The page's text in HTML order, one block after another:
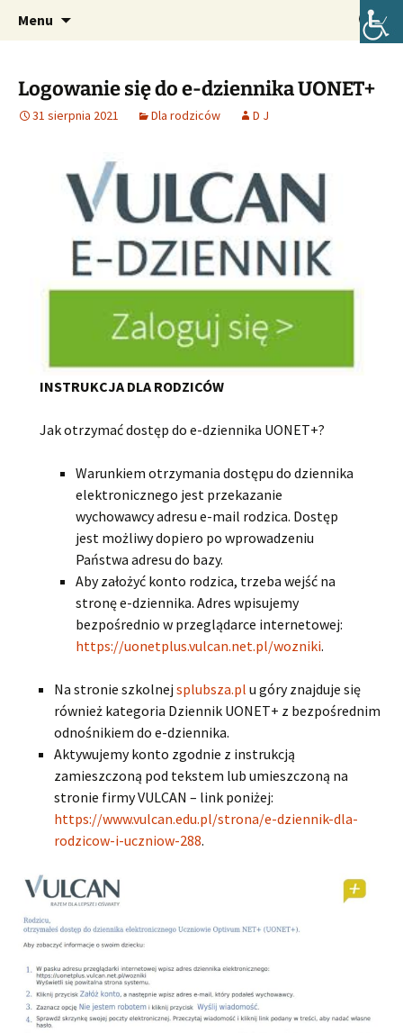
Szkoła Podstawowa im. Józefa
Lompy w Lubszy
Oficjalna strona internetowa szkoły.
Menu Szukaj:
Logowanie się do e-dziennika UONET+
31 sierpnia 2021 Dla rodziców D J
INSTRUKCJA DLA RODZICÓW
Jak otrzymać dostęp do e-dziennika UONET+?
Warunkiem otrzymania dostępu do dziennika
elektronicznego jest przekazanie
wychowawcy adresu e-mail rodzica. Dostęp
jest możliwy dopiero po wprowadzeniu
Państwa adresu do bazy.
Aby założyć konto rodzica, trzeba wejść na
stronę e-dziennika. Adres wpisujemy
bezpośrednio w przeglądarce internetowej:
https://uonetplus.vulcan.net.pl/wozniki.
Na stronie szkolnej splubsza.pl u góry znajduje się
również kategoria Dziennik UONET+ z bezpośrednim
odnośnikiem do e-dziennika.
Aktywujemy konto zgodnie z instrukcją
zamieszczoną pod tekstem lub umieszczoną na
stronie firmy VULCAN – link poniżej:
https://www.vulcan.edu.pl/strona/e-dziennik-dla-
rodzicow-i-uczniow-288.